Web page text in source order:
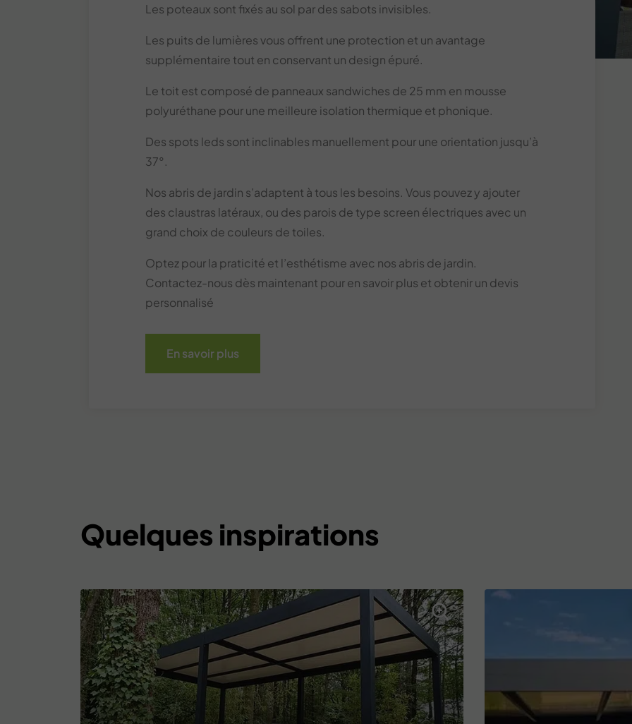
Les poteaux sont fixés au sol par des sabots invisibles.
Les puits de lumières vous offrent une protection et un avantage
supplémentaire tout en conservant un design épuré.
Le toit est composé de panneaux sandwiches de 25 mm en mousse
polyuréthane pour une meilleure isolation thermique et phonique.
Des spots leds sont inclinables manuellement pour une orientation jusqu’à
37°.
Nos abris de jardin s’adaptent à tous les besoins. Vous pouvez y ajouter
des claustras latéraux, ou des parois de type screen électriques avec un
grand choix de couleurs de toiles.
Optez pour la praticité et l’esthétisme avec nos abris de jardin.
Contactez-nous dès maintenant pour en savoir plus et obtenir un devis
personnalisé
En savoir plus
Quelques inspirations